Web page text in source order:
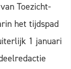
Toezicht-
het tijdspad
1 januari